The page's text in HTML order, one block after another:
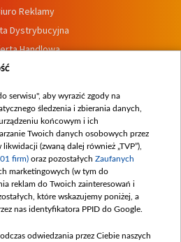
Reklamy
Dystrybucyjna
Handlowa
Dostępność
wewnętrznych
serwisu", aby wyrazić zgody na
śledzenia i zbierania danych,
końcowym i ich
Twoich danych osobowych przez
(zwaną dalej również „TVP”),
firm) oraz pozostałych Zaufanych
marketingowych (w tym do
reklam do Twoich zainteresowań i
które wskazujemy poniżej, a
nas identyfikatora PPID do Google.
odwiedzania przez Ciebie naszych